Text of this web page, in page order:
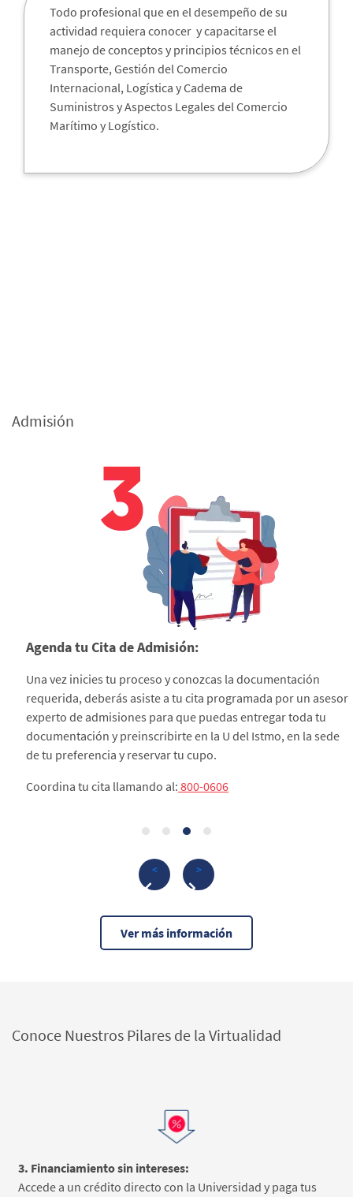
Todo profesional que en el desempeño de su
actividad requiera conocer y capacitarse el
manejo de conceptos y principios técnicos en el
Transporte, Gestión del Comercio
Internacional, Logística y Cadema de
Suministros y Aspectos Legales del Comercio
Marítimo y Logístico.
Admisión
Agenda tu Cita de Admisión:
Una vez inicies tu proceso y conozcas la documentación
requerida, deberás asiste a tu cita programada por un asesor
experto de admisiones para que puedas entregar toda tu
documentación y preinscribirte en la U del Istmo, en la sede
de tu preferencia y reservar tu cupo.
Coordina tu cita llamando al: 800-0606
< >
Ver más información
Conoce Nuestros Pilares de la Virtualidad
3. Financiamiento sin intereses:
Accede a un crédito directo con la Universidad y​ paga tus